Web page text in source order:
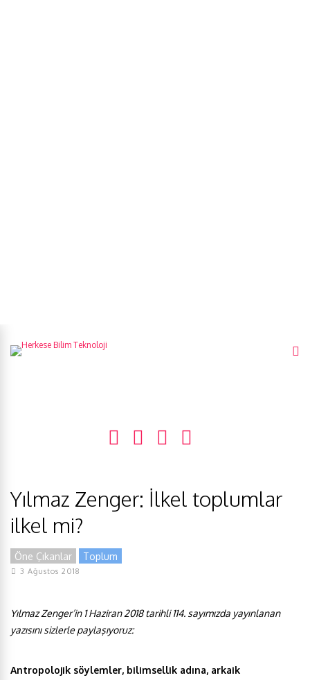
Yılmaz Zenger: İlkel toplumlar
ilkel mi?
Öne Çıkanlar Toplum
3 Ağustos 2018
Yılmaz Zenger’in 1 Haziran 2018 tarihli 114. sayımızda yayınlanan
yazısını sizlerle paylaşıyoruz:
Antropolojik söylemler, bilimsellik adına, arkaik